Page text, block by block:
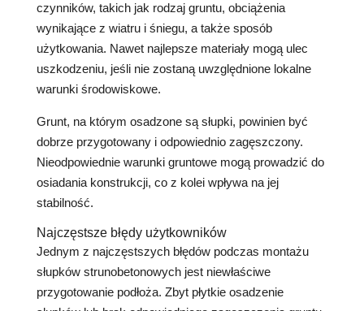
czynników, takich jak rodzaj gruntu, obciążenia
wynikające z wiatru i śniegu, a także sposób
użytkowania. Nawet najlepsze materiały mogą ulec
uszkodzeniu, jeśli nie zostaną uwzględnione lokalne
warunki środowiskowe.
Grunt, na którym osadzone są słupki, powinien być
dobrze przygotowany i odpowiednio zagęszczony.
Nieodpowiednie warunki gruntowe mogą prowadzić do
osiadania konstrukcji, co z kolei wpływa na jej
stabilność.
Najczęstsze błędy użytkowników
Jednym z najczęstszych błędów podczas montażu
słupków strunobetonowych jest niewłaściwe
przygotowanie podłoża. Zbyt płytkie osadzenie